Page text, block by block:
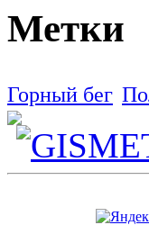
Метки
Горный бег